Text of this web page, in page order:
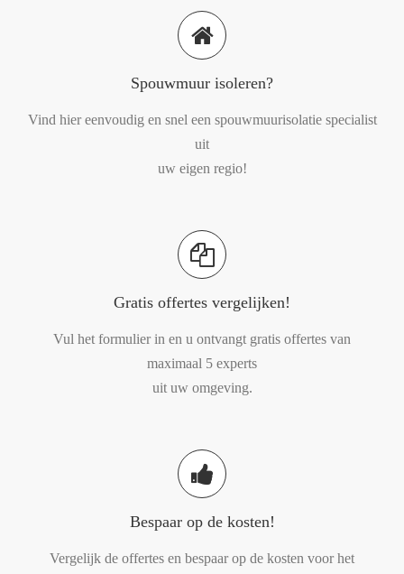
Spouwmuur isoleren?
Vind hier eenvoudig en snel een spouwmuurisolatie specialist
uit
uw eigen regio!
Gratis offertes vergelijken!
Vul het formulier in en u ontvangt gratis offertes van
maximaal 5 experts
uit uw omgeving.
Bespaar op de kosten!
Vergelijk de offertes en bespaar op de kosten voor het